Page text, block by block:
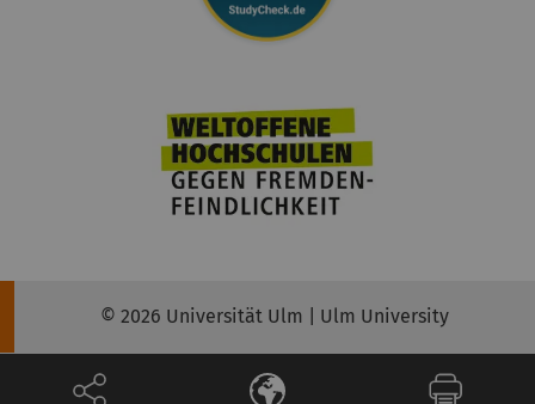
© 2026 Universität Ulm | Ulm University